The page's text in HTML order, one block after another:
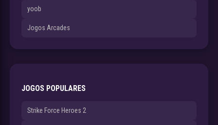
yoob
Jogos Arcades
JOGOS POPULARES
Strike Force Heroes 2